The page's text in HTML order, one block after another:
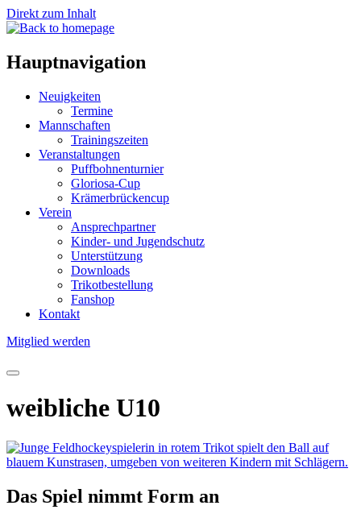
Direkt zum Inhalt
Hauptnavigation
Neuigkeiten
Termine
Mannschaften
Trainingszeiten
Veranstaltungen
Puffbohnenturnier
Gloriosa-Cup
Krämerbrückencup
Verein
Ansprechpartner
Kinder- und Jugendschutz
Unterstützung
Downloads
Trikotbestellung
Fanshop
Kontakt
Mitglied werden
weibliche U10
Das Spiel nimmt Form an